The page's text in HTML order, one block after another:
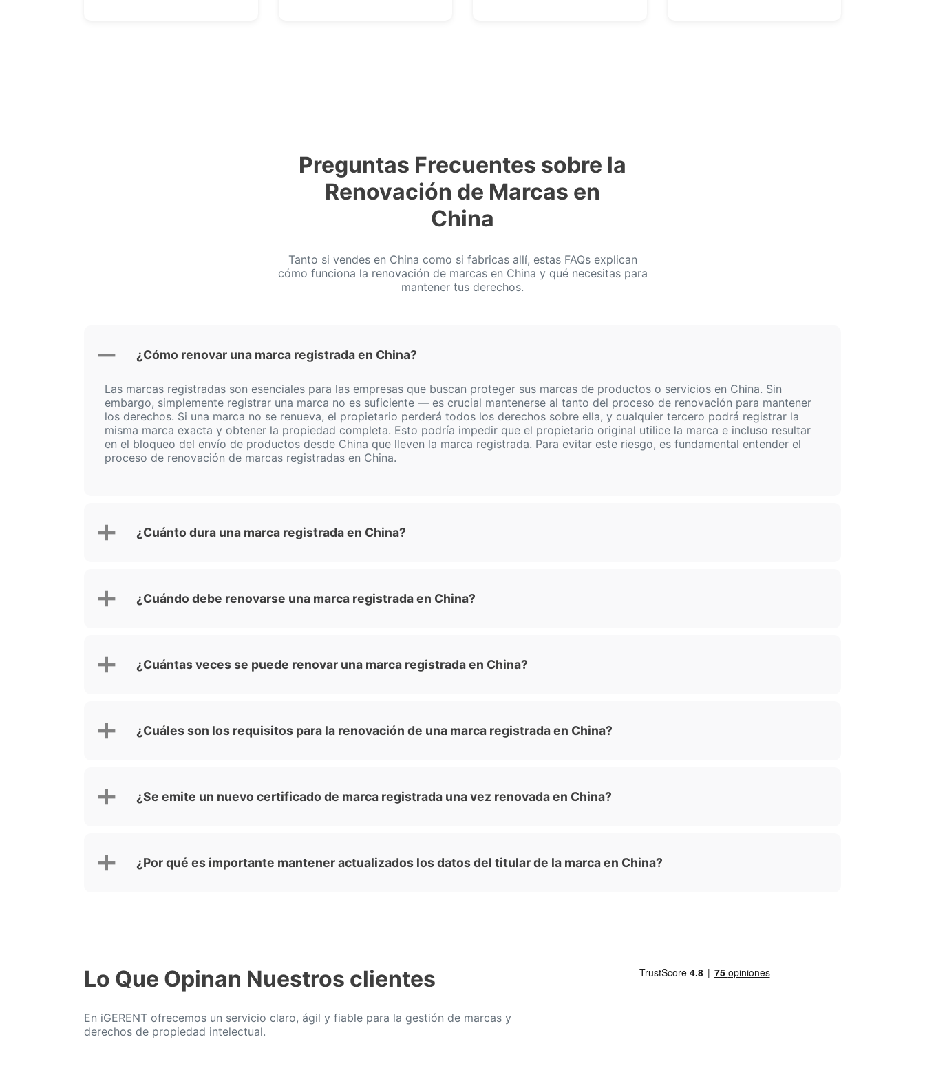
Preguntas Frecuentes sobre la
Renovación de Marcas en
China
Tanto si vendes en China como si fabricas allí, estas FAQs explican
cómo funciona la renovación de marcas en China y qué necesitas para
mantener tus derechos.
¿Cómo renovar una marca registrada en China?
Las marcas registradas son esenciales para las empresas que buscan proteger sus marcas de productos o servicios en China. Sin
embargo, simplemente registrar una marca no es suficiente — es crucial mantenerse al tanto del proceso de renovación para mantener
los derechos. Si una marca no se renueva, el propietario perderá todos los derechos sobre ella, y cualquier tercero podrá registrar la
misma marca exacta y obtener la propiedad completa. Esto podría impedir que el propietario original utilice la marca e incluso resultar
en el bloqueo del envío de productos desde China que lleven la marca registrada. Para evitar este riesgo, es fundamental entender el
proceso de renovación de marcas registradas en China.
¿Cuánto dura una marca registrada en China?
¿Cuándo debe renovarse una marca registrada en China?
¿Cuántas veces se puede renovar una marca registrada en China?
¿Cuáles son los requisitos para la renovación de una marca registrada en China?
¿Se emite un nuevo certificado de marca registrada una vez renovada en China?
¿Por qué es importante mantener actualizados los datos del titular de la marca en China?
Lo Que Opinan Nuestros clientes
En iGERENT ofrecemos un servicio claro, ágil y fiable para la gestión de marcas y
derechos de propiedad intelectual.